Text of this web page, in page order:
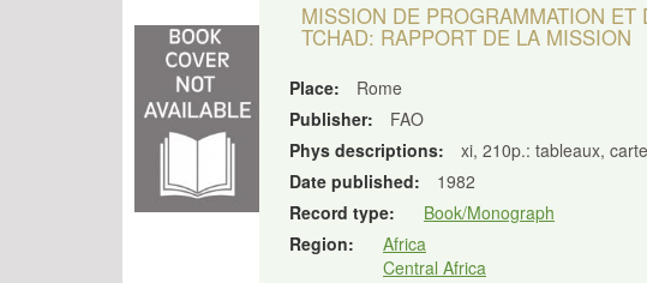
MISSION DE PROGRAMMATION
TCHAD: RAPPORT DE LA MISSION
Place:
Rome
Publisher:
FAO
Phys descriptions:
xi, 210p.: tableaux,
Date published:
1982
Record type:
Book/Monograph
Region:
Africa
Central Africa